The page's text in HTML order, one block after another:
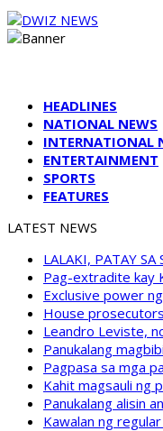
HEADLINES
NATIONAL NEWS
INTERNATIONAL
ENTERTAINMENT
SPORTS
FEATURES
LATEST NEWS
LALAKI, PATAY SA
Pag-extradite kay
Exclusive power
House
Leandro Leviste,
Panukalang
Pagpasa sa mga
Kahit magsauli ng
Panukalang alisin
Kawalan ng